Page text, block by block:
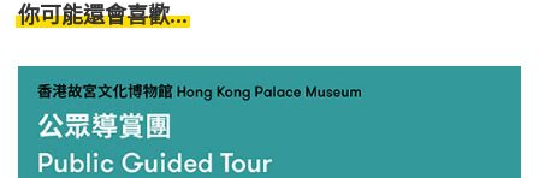
你可能還會喜歡...